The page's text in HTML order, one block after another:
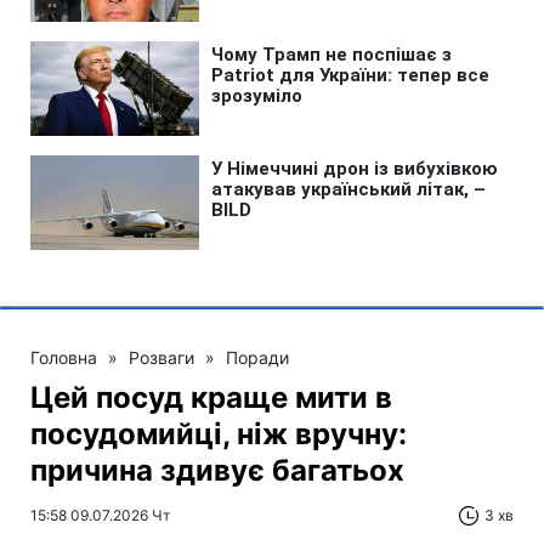
Головна » Розваги » Поради
Цей посуд краще мити в
посудомийці, ніж вручну:
причина здивує багатьох
15:58 09.07.2026 Чт 3 хв